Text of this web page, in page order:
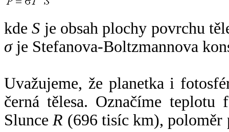
kdeS je obsah plochy povrchu
σje Stefanova-Boltzmannova
Uvažujeme, že planetka i
černá tělesa. Označíme
SlunceR (696 tisíc km),